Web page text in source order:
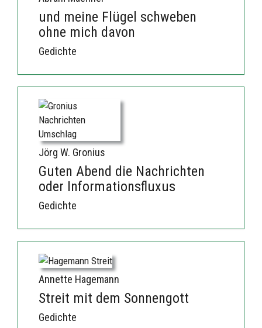
und meine Flügel schweben
ohne mich davon
Gedichte
Jörg W. Gronius
Guten Abend die Nachrichten
oder Informationsfluxus
Gedichte
Annette Hagemann
Streit mit dem Sonnengott
Gedichte